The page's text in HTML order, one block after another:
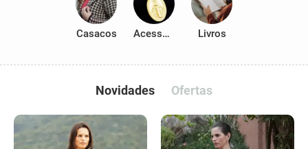
Casacos Acessórios Livros
Novidades Ofertas